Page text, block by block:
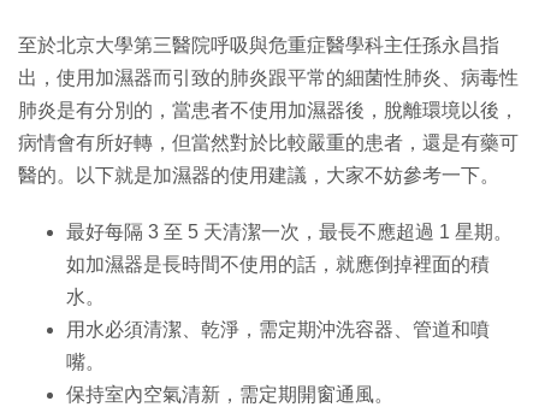
至於北京大學第三醫院呼吸與危重症醫學科主任孫永昌指
出，使用加濕器而引致的肺炎跟平常的細菌性肺炎、病毒性
肺炎是有分別的，當患者不使用加濕器後，脫離環境以後，
病情會有所好轉，但當然對於比較嚴重的患者，還是有藥可
醫的。以下就是加濕器的使用建議，大家不妨參考一下。
最好每隔 3 至 5 天清潔一次，最長不應超過 1 星期。
如加濕器是長時間不使用的話，就應倒掉裡面的積
水。
用水必須清潔、乾淨，需定期沖洗容器、管道和噴
嘴。
保持室內空氣清新，需定期開窗通風。